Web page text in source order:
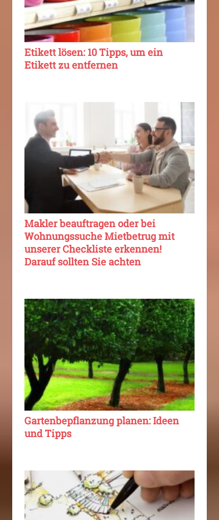
Etikett lösen: 10 Tipps, um ein
Etikett zu entfernen
Makler beauftragen oder bei
Wohnungssuche Mietbetrug mit
unserer Checkliste erkennen!
Darauf sollten Sie achten
Gartenbepflanzung planen: Ideen
und Tipps